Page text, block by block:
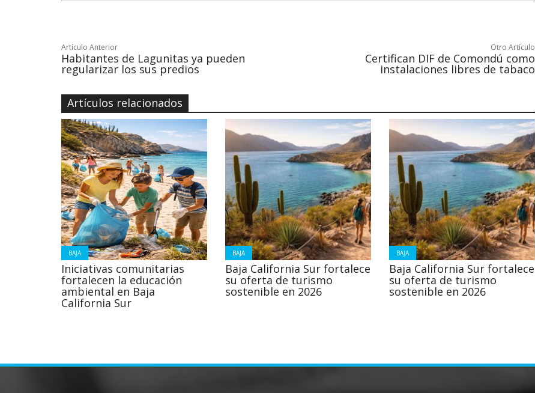
Artículo Anterior
Habitantes de Lagunitas ya pueden
regularizar los sus predios
Otro Artículo
Certifican DIF de Comondú como
instalaciones libres de tabaco
Artículos relacionados
BAJA
Iniciativas comunitarias
fortalecen la educación
ambiental en Baja
California Sur
BAJA
Baja California Sur fortalece
su oferta de turismo
sostenible en 2026
BAJA
Baja California Sur fortalece
su oferta de turismo
sostenible en 2026